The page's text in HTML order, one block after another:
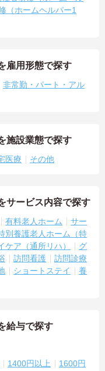
（ホームヘルパー1
雇用形態で探す
非常勤・パート・アル
施設業態で探す
医療 その他
サービス内容で探す
有料老人ホーム
サー
別養護老人ホーム（特
ケア（通所リハ）
グ
訪問看護
訪問診療
ショートステイ
養
給与で探す
1400円以上
1600円